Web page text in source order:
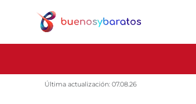
Última actualización: 07.08.26